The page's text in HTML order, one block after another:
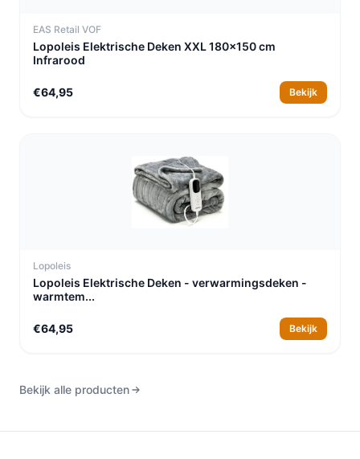
EAS Retail VOF
Lopoleis Elektrische Deken XXL 180x150 cm
Infrarood
€64,95 Bekijk
Lopoleis
Lopoleis Elektrische Deken - verwarmingsdeken -
warmtem...
€64,95 Bekijk
Bekijk alle producten